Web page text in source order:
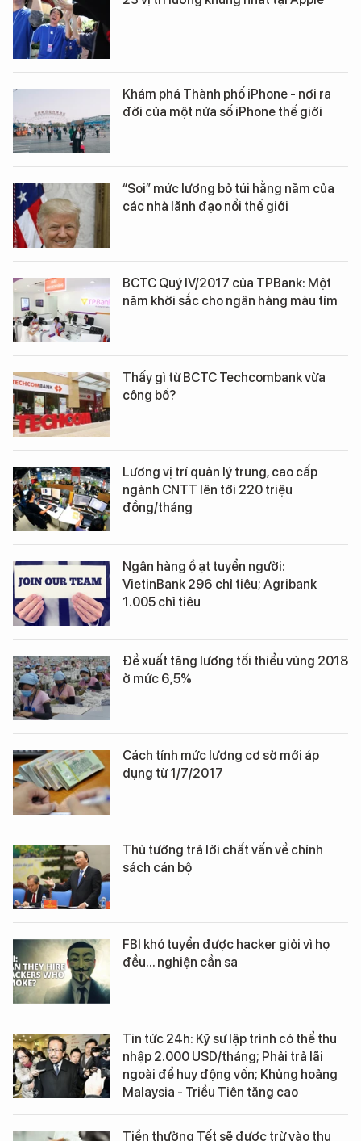
Khám phá Thành phố iPhone - nơi ra
đời của một nửa số iPhone thế giới
“Soi” mức lương bỏ túi hằng năm của
các nhà lãnh đạo nổi thế giới
BCTC Quý IV/2017 của TPBank: Một
năm khởi sắc cho ngân hàng màu tím
Thấy gì từ BCTC Techcombank vừa
công bố?
Lương vị trí quản lý trung, cao cấp
ngành CNTT lên tới 220 triệu
đồng/tháng
Ngân hàng ồ ạt tuyển người:
VietinBank 296 chỉ tiêu; Agribank
1.005 chỉ tiêu
Đề xuất tăng lương tối thiểu vùng 2018
ở mức 6,5%
Cách tính mức lương cơ sở mới áp
dụng từ 1/7/2017
Thủ tướng trả lời chất vấn về chính
sách cán bộ
FBI khó tuyển được hacker giỏi vì họ
đều... nghiện cần sa
Tin tức 24h: Kỹ sư lập trình có thể thu
nhập 2.000 USD/tháng; Phải trả lãi
ngoài để huy động vốn; Khủng hoảng
Malaysia - Triều Tiên tăng cao
Tiền thưởng Tết sẽ được trừ vào thu